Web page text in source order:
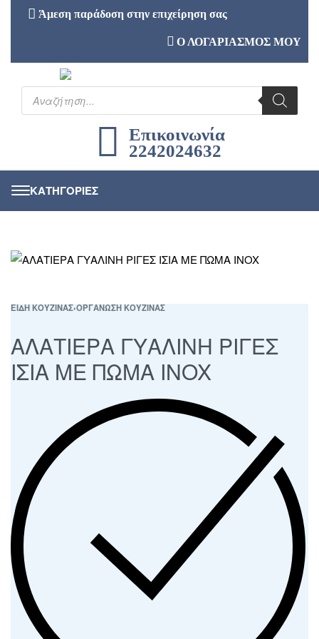
Άμεση παράδοση στην επιχείρηση σας
Ο ΛΟΓΑΡΙΑΣΜΟΣ ΜΟΥ
Επικοινωνία
2242024632
ΕΙΔΗ ΚΟΥΖΙΝΑΣ›ΟΡΓΑΝΩΣΗ ΚΟΥΖΙΝΑΣ
ΑΛΑΤΙΕΡΑ ΓΥΑΛΙΝΗ ΡΙΓΕΣ
ΙΣΙΑ ΜΕ ΠΩΜΑ INOX